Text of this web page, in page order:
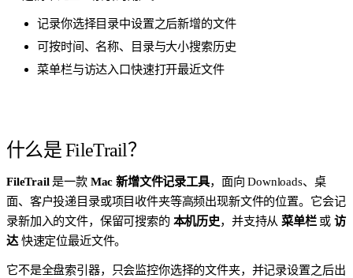
记录你选择目录中设置之后新增的文件
可按时间、名称、目录与大小搜索历史
菜单栏与访达入口快速打开最近文件
什么是 FileTrail？
FileTrail是一款 Mac 新增文件记录工具，面向 Downloads、桌
面、客户投递目录或项目收件夹等高频出现新文件的位置。它会记
录新加入的文件，保留可搜索的 本机历史，并支持从菜单栏或访
达快速定位最近文件。
它不是全盘索引器，只会监控你选择的文件夹，并记录设置之后出